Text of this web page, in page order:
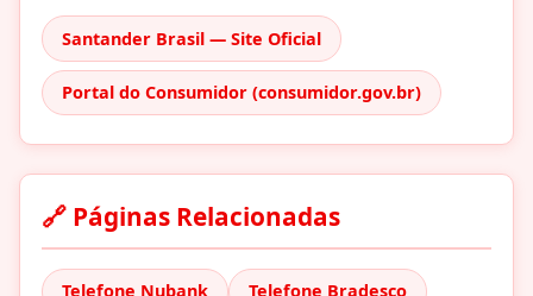
Santander Brasil — Site Oficial
Portal do Consumidor (consumidor.gov.br)
🔗 Páginas Relacionadas
Telefone Nubank Telefone Bradesco